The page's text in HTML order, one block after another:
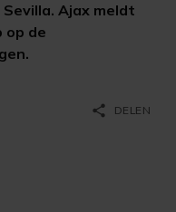
Ajax meldt
de
share DELEN